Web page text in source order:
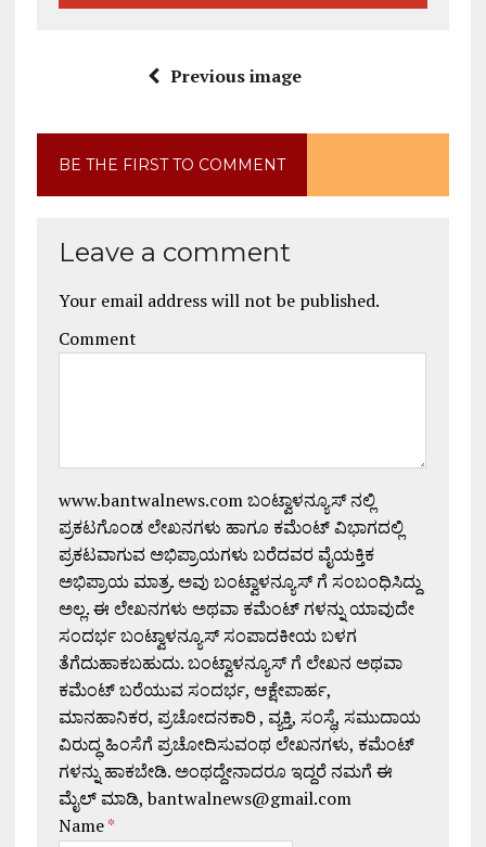
Previous image
BE THE FIRST TO COMMENT
Leave a comment
Your email address will not be published.
Comment
www.bantwalnews.com ಬಂಟ್ವಾಳನ್ಯೂಸ್ ನಲ್ಲಿ
ಪ್ರಕಟಗೊಂಡ ಲೇಖನಗಳು ಹಾಗೂ ಕಮೆಂಟ್ ವಿಭಾಗದಲ್ಲಿ
ಪ್ರಕಟವಾಗುವ ಅಭಿಪ್ರಾಯಗಳು ಬರೆದವರ ವೈಯಕ್ತಿಕ
ಅಭಿಪ್ರಾಯ ಮಾತ್ರ. ಅವು ಬಂಟ್ವಾಳನ್ಯೂಸ್ ಗೆ ಸಂಬಂಧಿಸಿದ್ದು
ಅಲ್ಲ. ಈ ಲೇಖನಗಳು ಅಥವಾ ಕಮೆಂಟ್ ಗಳನ್ನು ಯಾವುದೇ
ಸಂದರ್ಭ ಬಂಟ್ವಾಳನ್ಯೂಸ್ ಸಂಪಾದಕೀಯ ಬಳಗ
ತೆಗೆದುಹಾಕಬಹುದು. ಬಂಟ್ವಾಳನ್ಯೂಸ್ ಗೆ ಲೇಖನ ಅಥವಾ
ಕಮೆಂಟ್ ಬರೆಯುವ ಸಂದರ್ಭ, ಆಕ್ಷೇಪಾರ್ಹ,
ಮಾನಹಾನಿಕರ, ಪ್ರಚೋದನಕಾರಿ , ವ್ಯಕ್ತಿ, ಸಂಸ್ಥೆ, ಸಮುದಾಯ
ವಿರುದ್ಧ ಹಿಂಸೆಗೆ ಪ್ರಚೋದಿಸುವಂಥ ಲೇಖನಗಳು, ಕಮೆಂಟ್
ಗಳನ್ನು ಹಾಕಬೇಡಿ. ಅಂಥದ್ದೇನಾದರೂ ಇದ್ದರೆ ನಮಗೆ ಈ
ಮೈಲ್ ಮಾಡಿ, bantwalnews@gmail.com
Name*